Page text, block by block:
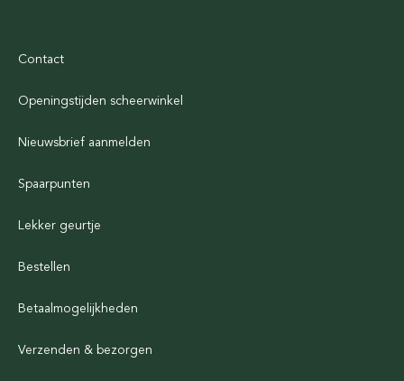
Contact
Openingstijden scheerwinkel
Nieuwsbrief aanmelden
Spaarpunten
Lekker geurtje
Bestellen
Betaalmogelijkheden
Verzenden & bezorgen